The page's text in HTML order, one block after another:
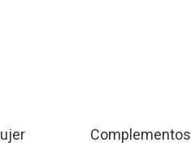
Complementos